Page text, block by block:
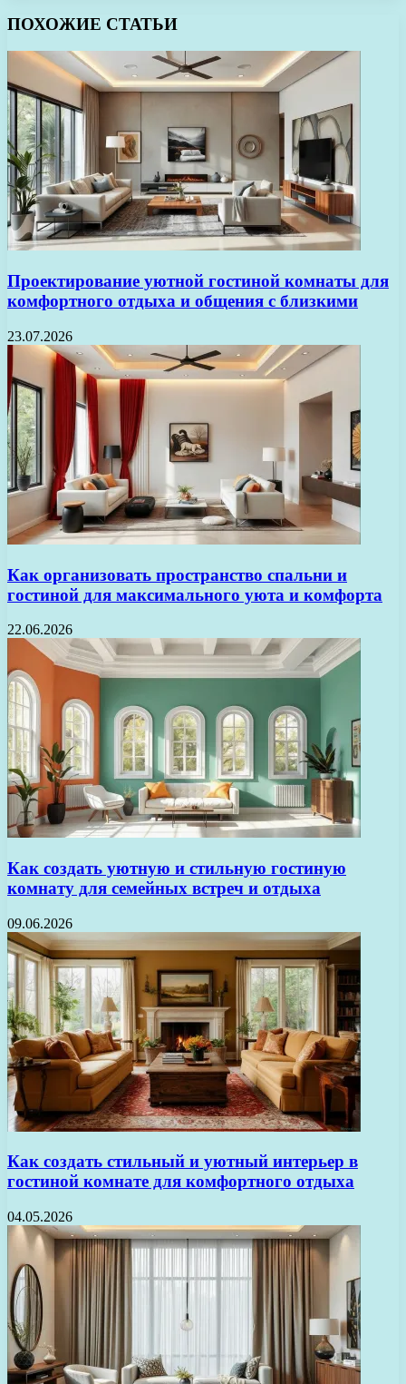
ПОХОЖИЕ СТАТЬИ
Проектирование уютной гостиной комнаты для
комфортного отдыха и общения с близкими
23.07.2026
Как организовать пространство спальни и
гостиной для максимального уюта и комфорта
22.06.2026
Как создать уютную и стильную гостиную
комнату для семейных встреч и отдыха
09.06.2026
Как создать стильный и уютный интерьер в
гостиной комнате для комфортного отдыха
04.05.2026